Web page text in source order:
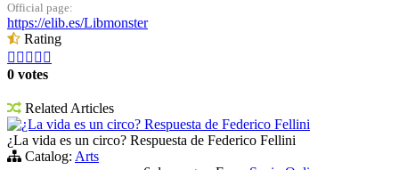
Official page:
https://elib.es/Libmonster
Rating
    
0 votes
Related Articles
¿La vida es un circo? Respuesta de Federico Fellini
¿La vida es un circo? Respuesta de Federico Fellini
Catalog: Arts